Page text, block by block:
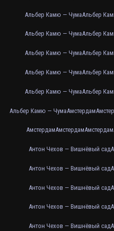
Альбер Камю — ЧумаАльбер
Альбер Камю — ЧумаАльбер
Альбер Камю — ЧумаАльбер
Альбер Камю — ЧумаАльбер
Альбер Камю — ЧумаАльбер
Альбер Камю — ЧумаАмстердам
АмстердамАмстердамАмстердам
Антон Чехов — Вишнёвый сад
Антон Чехов — Вишнёвый сад
Антон Чехов — Вишнёвый сад
Антон Чехов — Вишнёвый сад
Антон Чехов — Вишнёвый сад